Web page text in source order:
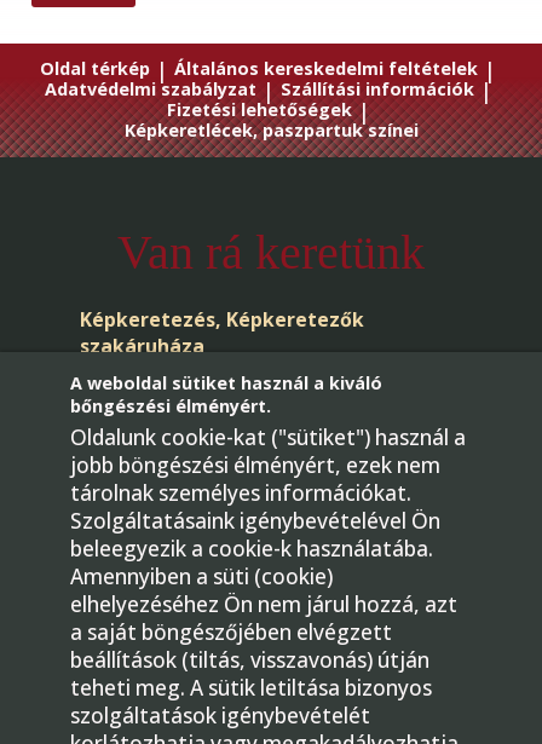
Oldal térkép | Általános kereskedelmi feltételek |
Adatvédelmi szabályzat | Szállítási információk |
Fizetési lehetőségek |
Képkeretlécek, paszpartuk színei
Van rá keretünk
Képkeretezés, Képkeretezők
szakáruháza
Telefon: +36-30/436-4181
E-mail:
megrendeles@gmkepkeretezok.hu
1224 Budapest, Bartók Béla út 31.
Facebook
A weboldal sütiket használ a kiváló
bőngészési élményért.
Oldalunk cookie-kat ("sütiket") használ a
jobb böngészési élményért, ezek nem
tárolnak személyes információkat.
Szolgáltatásaink igénybevételével Ön
beleegyezik a cookie-k használatába.
Amennyiben a süti (cookie)
elhelyezéséhez Ön nem járul hozzá, azt
a saját böngészőjében elvégzett
beállítások (tiltás, visszavonás) útján
teheti meg. A sütik letiltása bizonyos
szolgáltatások igénybevételét